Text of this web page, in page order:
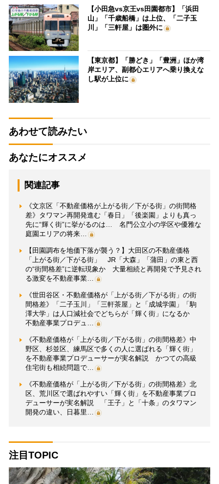
【小田急vs京王vs田園都市】「浜田
山」「千歳船橋」は上位、「二子玉
川」「三軒屋」は圏外に
【東京都】「勝どき」「豊洲」ほか湾
岸エリア、副都心エリアへ乗り換えな
し駅が上位に
あわせて読みたい
あなたにオススメ
関連記事
《文京区「不動産価格が上がる街／下がる街」の街間格
差》タワマン再開発進む「春日」「後楽園」よりも真っ
先に“輝く街”に挙がるのは… 名門公立小の学区や優雅な
庭園エリアの将来…
【田園調布を地価下落が襲う？】大田区の不動産価格
「上がる街／下がる街」 JR「大森」「蒲田」の東と西
の“街間格差”に逆転現象か 大量相続と再開発で予見され
る激変を不動産事業…
《世田谷区・不動産価格が「上がる街／下がる街」の街
間格差》「二子玉川」「三軒茶屋」と「成城学園」「駒
澤大学」は人口減社会でどちらが「輝く街」になるか
不動産事業プロデュ…
《不動産価格が「上がる街／下がる街」の街間格差》中
野区、杉並区、練馬区で多くの人に選ばれる「輝く街」
を不動産事業プロデューサーが実名解説 かつての高級
住宅街も相続問題で…
《不動産価格が「上がる街／下がる街」の街間格差》北
区、荒川区で選ばれやすい「輝く街」を不動産事業プロ
デューサーが実名解説 「王子」と「十条」のタワマン
開発の違い、日暮里…
注目TOPIC